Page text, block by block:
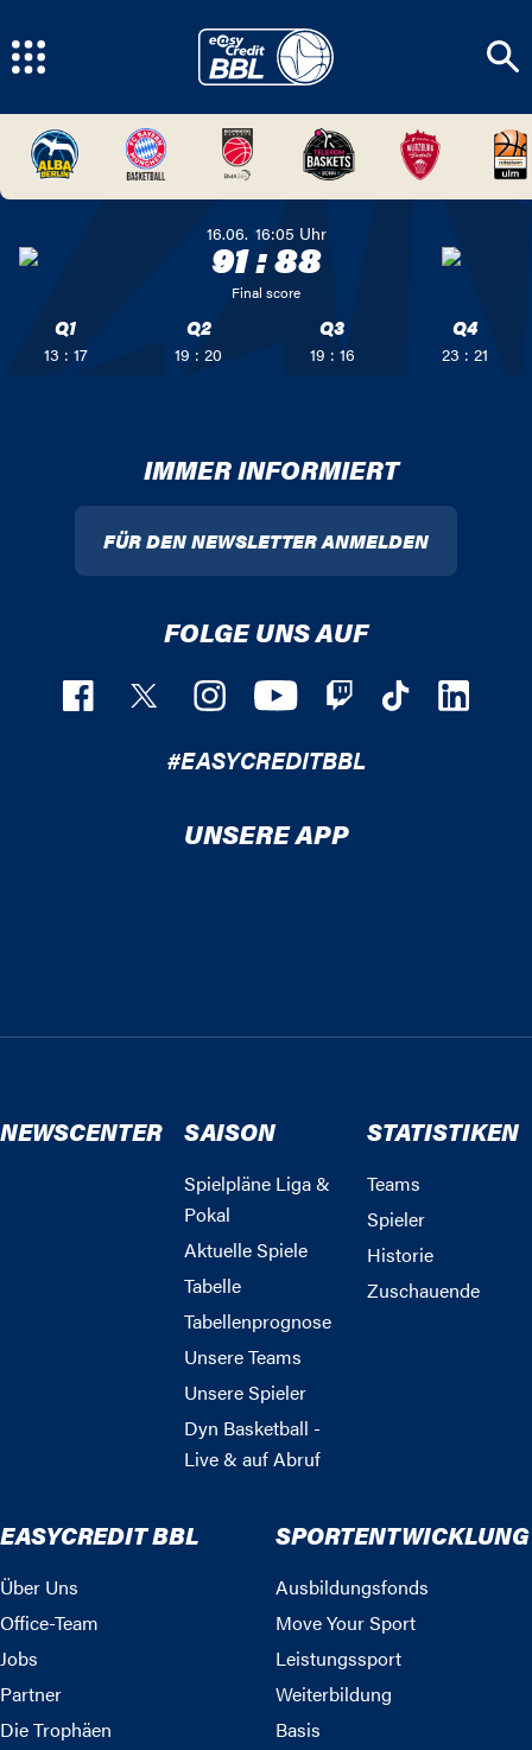
16.06. 16:05 Uhr
91:88
Final score
Q1
13 : 17
Q2
19 : 20
Q3
19 : 16
Q4
23 : 21
IMMER INFORMIERT
FÜR DEN NEWSLETTER ANMELDEN
FOLGE UNS AUF
#EASYCREDITBBL
UNSERE APP
NEWSCENTER SAISON
Spielpläne Liga &
Pokal
Aktuelle Spiele
Tabelle
Tabellenprognose
Unsere Teams
Unsere Spieler
Dyn Basketball -
Live & auf Abruf
STATISTIKEN
Teams
Spieler
Historie
Zuschauende
EASYCREDIT BBL
Über Uns
Office-Team
Jobs
Partner
Die Trophäen
SPORTENTWICKLUNG
Ausbildungsfonds
Move Your Sport
Leistungssport
Weiterbildung
Basis